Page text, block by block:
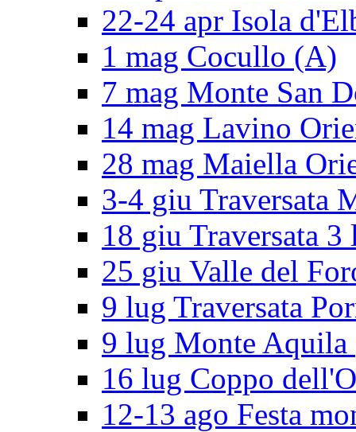
22-24 apr Isola
1 mag Cocullo (A)
7 mag Monte San
14 mag Lavino
28 mag Maiella
3-4 giu Traversata
18 giu Traversata 3
25 giu Valle del
9 lug Traversata
9 lug Monte
16 lug Coppo
12-13 ago Festa